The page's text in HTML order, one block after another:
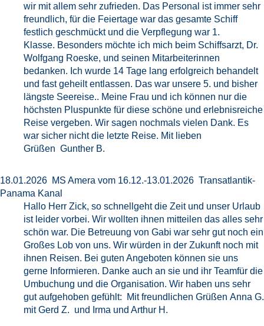
wir mit allem sehr zufrieden. Das Personal ist immer sehr
freundlich, für die Feiertage war das gesamte Schiff
festlich geschmückt und die Verpflegung war 1.
Klasse. Besonders möchte ich mich beim Schiffsarzt, Dr.
Wolfgang Roeske, und seinen Mitarbeiterinnen
bedanken. Ich wurde 14 Tage lang erfolgreich behandelt
und fast geheilt entlassen. Das war unsere 5. und bisher
längste Seereise.. Meine Frau und ich können nur die
höchsten Pluspunkte für diese schöne und erlebnisreiche
Reise vergeben. Wir sagen nochmals vielen Dank. Es
war sicher nicht die letzte Reise. Mit lieben
Grüßen Gunther B.
18.01.2026 MS Amera vom 16.12.-13.01.2026 Transatlantik-
Panama Kanal
Hallo Herr Zick, so schnellgeht die Zeit und unser Urlaub
ist leider vorbei. Wir wollten ihnen mitteilen das alles sehr
schön war. Die Betreuung von Gabi war sehr gut noch ein
Großes Lob von uns. Wir würden in der Zukunft noch mit
ihnen Reisen. Bei guten Angeboten können sie uns
gerne Informieren. Danke auch an sie und ihr Teamfür die
Umbuchung und die Organisation. Wir haben uns sehr
gut aufgehoben gefühlt: Mit freundlichen Grüßen Anna G.
mit Gerd Z. und Irma und Arthur H.